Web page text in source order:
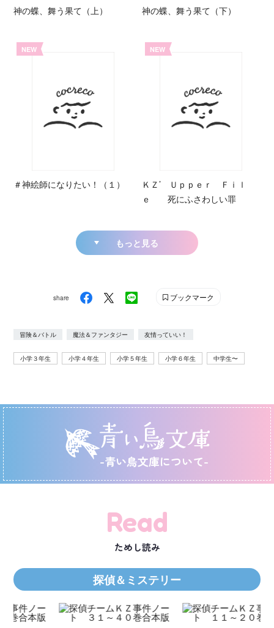
神の蝶、舞う果て（上） 神の蝶、舞う果て（下）
NEW
＃神絵師になりたい！（１）
NEW
ＫＺ’ Ｕｐｐｅｒ Ｆｉｌ
ｅ 死にふさわしい罪
もっと見る
share ブックマーク
冒険＆バトル 魔法＆ファンタジー 友情っていい！
小学３年生 小学４年生 小学５年生 小学６年生 中学生〜
-青い鳥文庫について-
Read
ためし読み
探偵＆ミステリー